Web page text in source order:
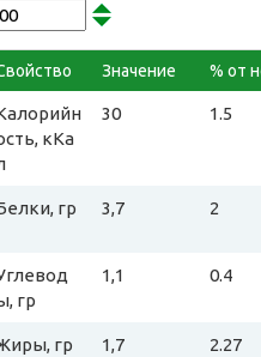
Значение % от
кКа
30 1.5
гр 3,7 2
гр
1,1 0.4
гр 1,7 2.27